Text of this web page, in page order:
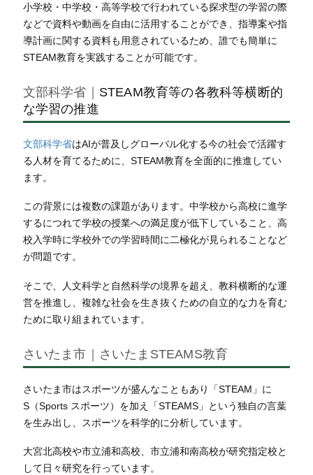
小学校・中学校・高等学校で行われている探求型の学習の際
などで資料や動画を自由に活用することができ、指導案や指
導計画に関する資料も用意されているため、誰でも簡単に
STEAM教育を実践することが可能です。
文部科学省｜ STEAM教育等の各教科等横断的
な学習の推進
文部科学省はAIが普及しグローバル化する今の社会で活躍す
る人材を育てるために、STEAM教育を全面的に推進してい
ます。
この背景には複数の課題があります。中学校から高校に進学
するにつれて学校の授業への満足度が低下していること、高
校入学時に学校外での学習時間に二極化が見られることなど
が問題です。
そこで、人文科学と自然科学の境界を超え、教科横断的な運
営を推進し、複雑な社会を生き抜くための自立的な力を育む
ために取り組まれています。
さいたま市｜さいたまSTEAMS教育
さいたま市はスポーツが盛んなこともあり「STEAM」に
S（Sports スポーツ）を加え「STEAMS」という独自の言葉
を生み出し、スポーツを科学的に分析しています。
大宮北高校や市立浦和高校、市立浦和南高校が研究指定校と
して日々研究を行っています。